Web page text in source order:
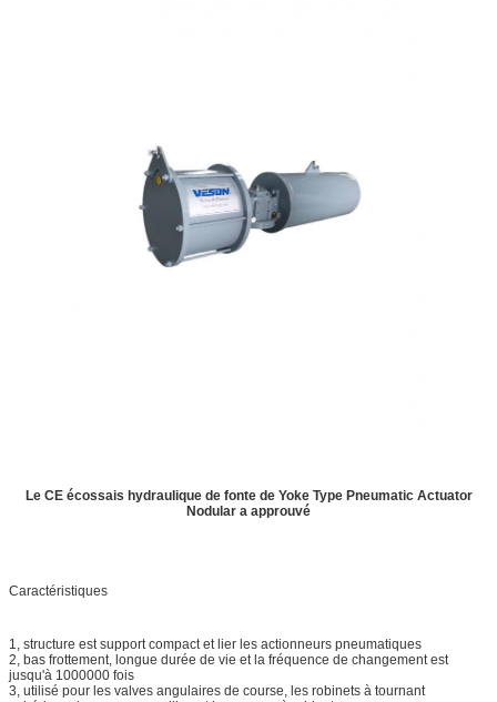
Le CE écossais hydraulique de fonte de Yoke Type Pneumatic Actuator
Nodular a approuvé
Caractéristiques
1, structure est support compact et lier les actionneurs pneumatiques
2, bas frottement, longue durée de vie et la fréquence de changement est
jusqu'à 1000000 fois
3, utilisé pour les valves angulaires de course, les robinets à tournant